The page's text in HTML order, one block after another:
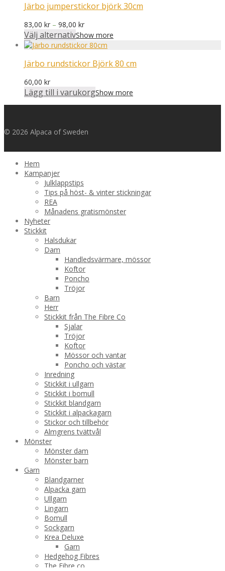
Järbo jumperstickor björk 30cm
83,00 kr – 98,00 krPrisintervall:
83,00 kr
till
Välj alternativShow more
Järbo rundstickor Björk 80 cm
60,00 kr
Lägg till i varukorgShow more
© 2026 Alpaca of Sweden
Hem
Kampanjer
Julklappstips
Tips på höst- & vinter stickningar
REA
Månadens gratismönster
Nyheter
Stickkit
Halsdukar
Dam
Handledsvärmare, mössor
Koftor
Poncho
Tröjor
Barn
Herr
Stickkit från The Fibre Co
Sjalar
Tröjor
Koftor
Mössor och vantar
Poncho och västar
Inredning
Stickkit i ullgarn
Stickkit i bomull
Stickkit blandgarn
Stickkit i alpackagarn
Stickor och tillbehör
Almgrens tvättvål
Mönster
Mönster dam
Mönster barn
Garn
Blandgarner
Alpacka garn
Ullgarn
Lingarn
Bomull
Sockgarn
Krea Deluxe
Garn
Hedgehog Fibres
The Fibre co